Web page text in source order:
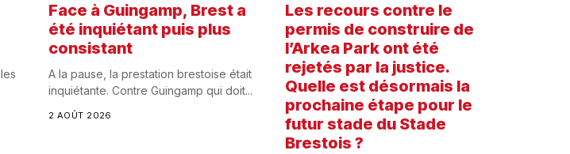
Face à Guingamp, Brest a
été inquiétant puis plus
consistant
A la pause, la prestation brestoise était
inquiétante. Contre Guingamp qui doit...
2 AOÛT 2026
Les recours contre le
permis de construire de
l’Arkea Park ont été
rejetés par la justice.
Quelle est désormais la
prochaine étape pour le
futur stade du Stade
Brestois ?